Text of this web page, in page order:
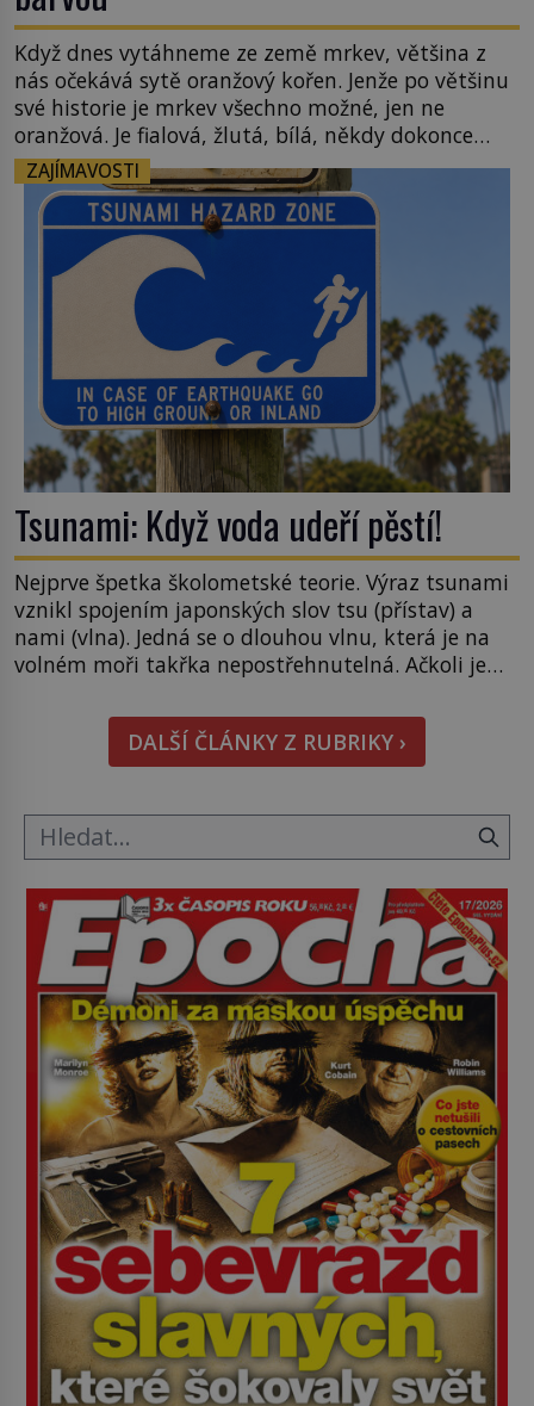
Když dnes vytáhneme ze země mrkev, většina z
nás očekává sytě oranžový kořen. Jenže po většinu
své historie je mrkev všechno možné, jen ne
oranžová. Je fialová, žlutá, bílá, někdy dokonce
téměř černá. Až díky stovkám let pečlivého
šlechtění se z ní stává zelenina, bez které si českou
zahradu ani nedokážeme představit. Její příběh je
ZAJÍMAVOSTI
Tsunami: Když voda udeří pěstí!
Nejprve špetka školometské teorie. Výraz tsunami
vznikl spojením japonských slov tsu (přístav) a
nami (vlna). Jedná se o dlouhou vlnu, která je na
volném moři takřka nepostřehnutelná. Ačkoli je
na volném moři je maximálně 1,5 metru. Máme se
podobné obří vlny obávat i v Evropě? Vznik
tsunami si […]
DALŠÍ ČLÁNKY Z RUBRIKY ›